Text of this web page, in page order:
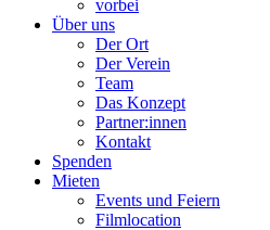
vorbei
Über uns
Der Ort
Der Verein
Team
Das Konzept
Partner:innen
Kontakt
Spenden
Mieten
Events und Feiern
Filmlocation